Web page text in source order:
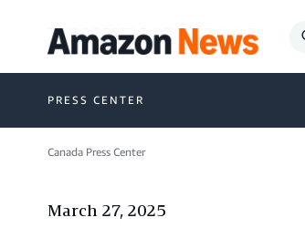
PRESS CENTER
Canada Press Center
March 27, 2025